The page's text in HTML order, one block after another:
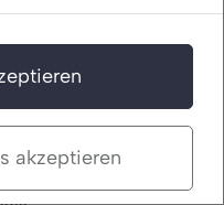
freuen.
die
das
nach Ablauf
gefallen,
für 50
akzeptieren